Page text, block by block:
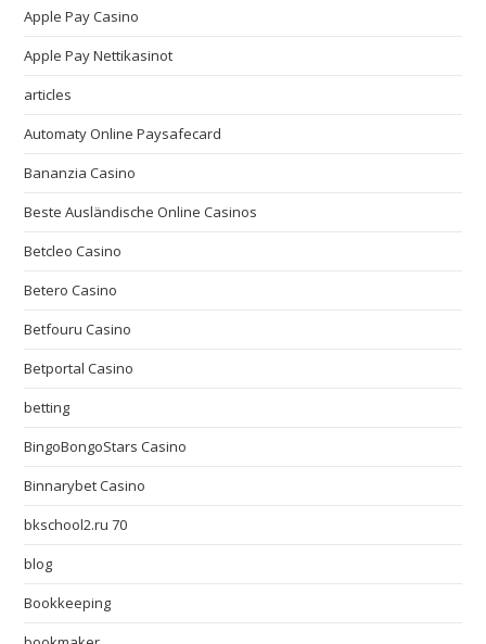
Apple Pay Casino
Apple Pay Nettikasinot
articles
Automaty Online Paysafecard
Bananzia Casino
Beste Ausländische Online Casinos
Betcleo Casino
Betero Casino
Betfouru Casino
Betportal Casino
betting
BingoBongoStars Casino
Binnarybet Casino
bkschool2.ru 70
blog
Bookkeeping